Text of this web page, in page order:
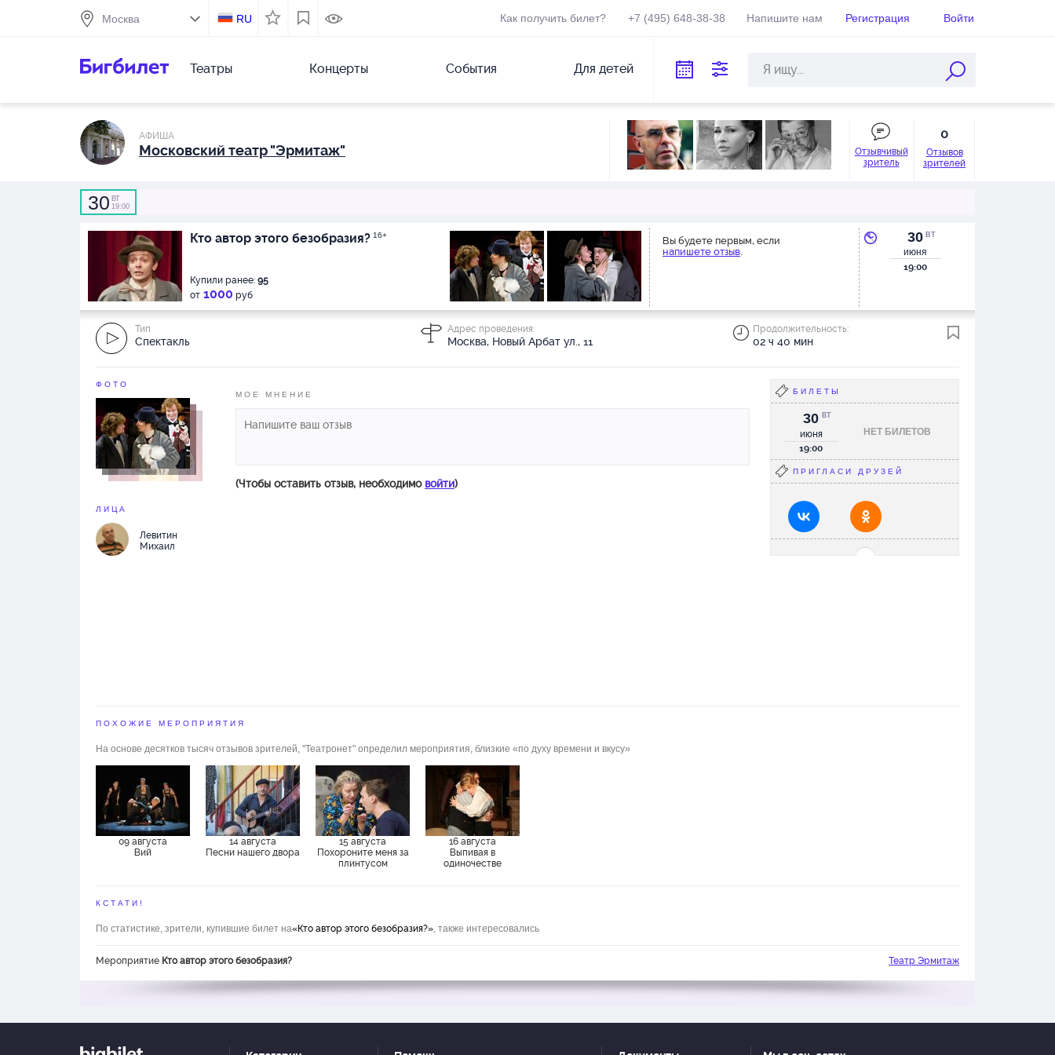
RU Как получить билет? +7 (495) 648-38-38 Напишите нам Регистрация Войти
Театры Концерты События Для детей
АФИША
Московский театр "Эрмитаж"
Отзывчивый
зритель
0
Отзывов
зрителей
30 ВТ
19:00
Кто автор этого безобразия? 16+
Купили ранее: 95
от 1000 руб
Вы будете первым, если
напишете отзыв.
30 ВТ
июня
19:00
Тип
Спектакль
Адрес проведения:
Москва, Новый Арбат ул., 11
Продолжительность:
02 ч 40 мин
ФОТО
ЛИЦА
Левитин
Михаил
МОЕ МНЕНИЕ
(Чтобы оставить отзыв, необходимо войти)
БИЛЕТЫ
НЕТ БИЛЕТОВ
30
июня
ВТ
19:00
ПРИГЛАСИ ДРУЗЕЙ
ПОХОЖИЕ МЕРОПРИЯТИЯ
На основе десятков тысяч отзывов зрителей, "Театронет" определил мероприятия, близкие «по духу времени и вкусу»
09 августа
Вий
14 августа
Песни нашего двора
15 августа
Похороните меня за
плинтусом
16 августа
Выпивая в
одиночестве
КСТАТИ!
По статистике, зрители, купившие билет на«Кто автор этого безобразия?», также интересовались
Театр Эрмитаж
Мероприятие Кто автор этого безобразия?